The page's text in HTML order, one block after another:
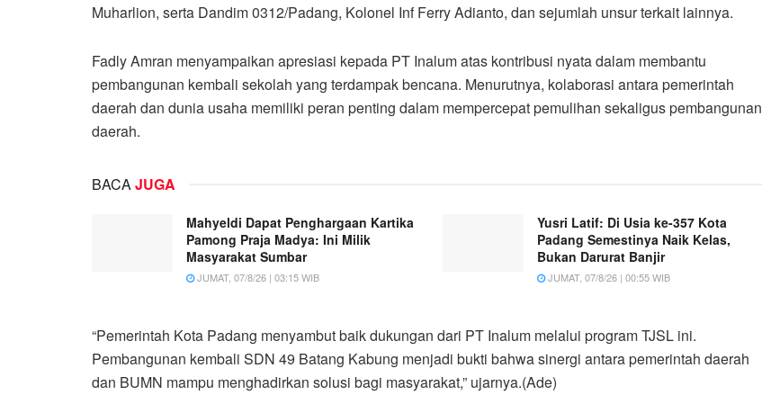
Muharlion, serta Dandim 0312/Padang, Kolonel Inf Ferry Adianto, dan sejumlah unsur terkait lainnya.
Fadly Amran menyampaikan apresiasi kepada PT Inalum atas kontribusi nyata dalam membantu
pembangunan kembali sekolah yang terdampak bencana. Menurutnya, kolaborasi antara pemerintah
daerah dan dunia usaha memiliki peran penting dalam mempercepat pemulihan sekaligus pembangunan
daerah.
BACAJUGA
Mahyeldi Dapat Penghargaan Kartika
Pamong Praja Madya: Ini Milik
Masyarakat Sumbar
JUMAT, 07/8/26 | 03:15 WIB
Yusri Latif: Di Usia ke-357 Kota
Padang Semestinya Naik Kelas,
Bukan Darurat Banjir
JUMAT, 07/8/26 | 00:55 WIB
“Pemerintah Kota Padang menyambut baik dukungan dari PT Inalum melalui program TJSL ini.
Pembangunan kembali SDN 49 Batang Kabung menjadi bukti bahwa sinergi antara pemerintah daerah
dan BUMN mampu menghadirkan solusi bagi masyarakat,” ujarnya.(Ade)